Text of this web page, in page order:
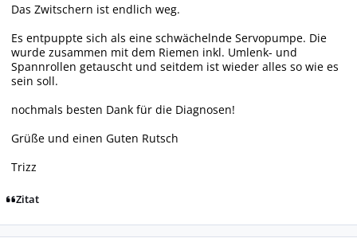
Das Zwitschern ist endlich weg.
Es entpuppte sich als eine schwächelnde Servopumpe. Die
wurde zusammen mit dem Riemen inkl. Umlenk- und
Spannrollen getauscht und seitdem ist wieder alles so wie es
sein soll.
nochmals besten Dank für die Diagnosen!
Grüße und einen Guten Rutsch
Trizz
Zitat